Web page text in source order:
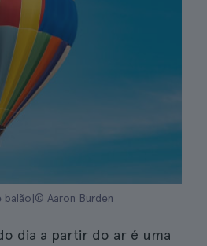
balão|© Aaron Burden
dia a partir do ar é uma